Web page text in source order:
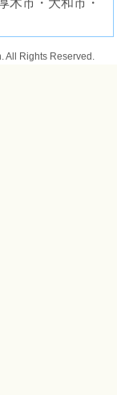
木市・大和市・
All Rights Reserved.